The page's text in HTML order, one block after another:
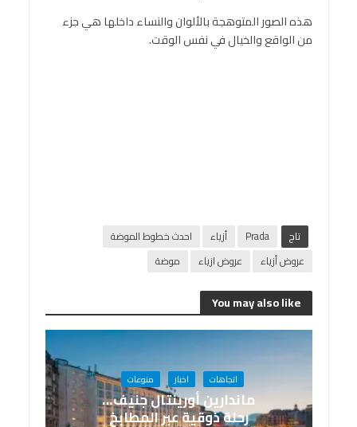
هذه الصور المتوهجة بالألوان والنساء داخلها هي جزء
من الواقع والخيال في نفس الوقت.
تاج Prada أزياء
احدث خطوط الموضة
عروض أزياء
عروض ازياء موضة
You may also like
اتجاهات اخبار منوعات
ماندارين أورينتال جنيف…
رحلة ذوقية عبر المطابخ